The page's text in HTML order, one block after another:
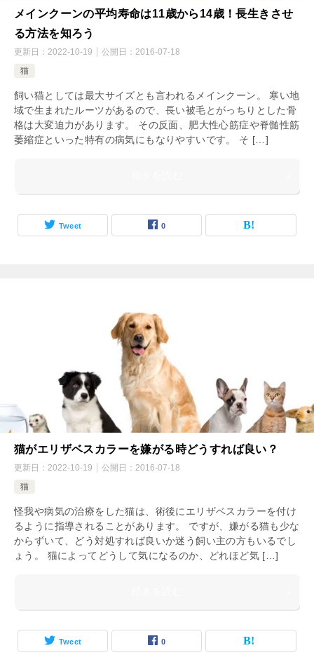
メインクーンの平均寿命は11歳から14歳！長生きさせ
る方法を知ろう
更新日： 2022-10-19 公開日： 2016-07-18
猫
飼い猫としては最大サイズとも言われるメインクーン。 寒い地
域で生まれたルーツがあるので、長い被毛とがっちりとした骨
格は大変迫力があります。 その反面、肥大性心筋症や脊髄性筋
萎縮症といった特有の病気にもなりやすいです。 そ […]
Tweet 0
猫がエリザベスカラーを嫌がる時どうすれば良い？
更新日： 2022-10-19 公開日： 2016-07-18
猫
怪我や病気の治療をした猫は、術後にエリザベスカラーを付け
るように指導されることがあります。 ですが、嫌がる猫も少な
からずいて、どう対処すれば良いか迷う飼い主の方もいるでし
ょう。 猫によってどうして気になるのか、どれほど気 […]
Tweet 0